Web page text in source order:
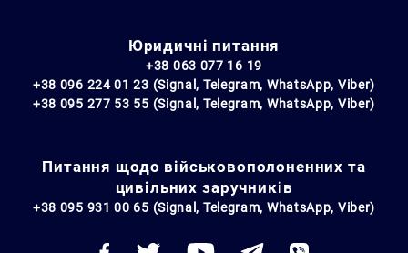
Юридичні питання
+38 063 077 16 19
+38 096 224 01 23 (Signal, Telegram, WhatsApp, Viber)
+38 095 277 53 55 (Signal, Telegram, WhatsApp, Viber)
Питання щодо військовополоненних та
цивільних заручників
+38 095 931 00 65 (Signal, Telegram, WhatsApp, Viber)